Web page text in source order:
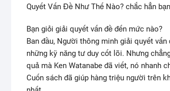
Quyết Vấn Đề Như Thế Nào? chắc hẳn
Bạn giỏi giải quyết vấn đề đến mức nào?
Ban đầu, Người thông minh giải quyết
những kỹ năng tư duy cốt lõi. Nhưng
quả mà Ken Watanabe đã viết, nó nhanh
Cuốn sách đã giúp hàng triệu người trên